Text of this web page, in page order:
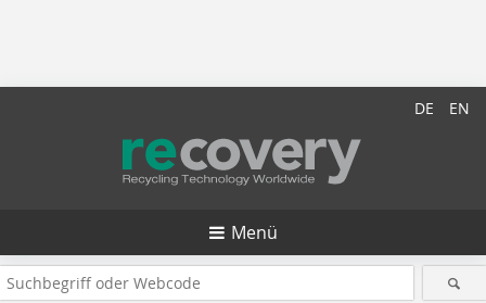
DE EN
Menü